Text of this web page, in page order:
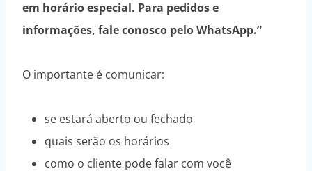
em horário especial. Para pedidos e
informações, fale conosco pelo WhatsApp.”
O importante é comunicar:
se estará aberto ou fechado
quais serão os horários
como o cliente pode falar com você